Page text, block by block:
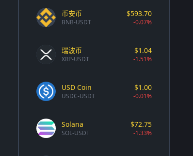
币安币
BNB-USDT
$593.70
-0.07%
瑞波币
XRP-USDT
$1.04
-1.51%
USD Coin
USDC-USDT
$1.00
-0.01%
Solana
SOL-USDT
$72.75
-1.33%